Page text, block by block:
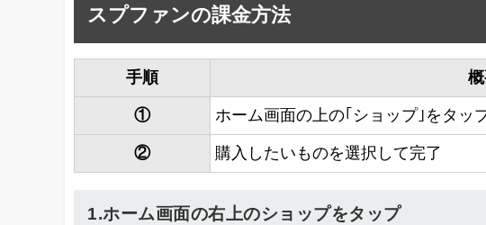
スプファンの課金方法
手順
① ホーム画面の上の｢ショップ｣をタッ
② 購入したいものを選択して完了
1.ホーム画面の右上のショップをタップ